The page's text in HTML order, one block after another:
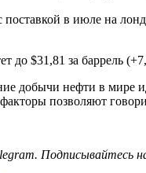
в июле на
до $31,81 за баррель
добычи нефти в мире
позволяют
Подписывайтесь